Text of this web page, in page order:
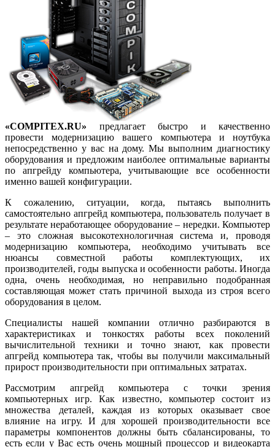
«COMPITEX.RU» предлагает быстро и качественно
провести модернизацию вашего компьютера и ноутбука
непосредственно у вас на дому. Мы выполним диагностику
оборудования и предложим наиболее оптимальные варианты
по апгрейду компьютера, учитывающие все особенности
именно вашей конфигурации.
К сожалению, ситуации, когда, пытаясь выполнить
самостоятельно апгрейд компьютера, пользователь получает в
результате неработающее оборудование – нередки. Компьютер
– это сложная высокотехнологичная система и, проводя
модернизацию компьютера, необходимо учитывать все
нюансы совместной работы комплектующих, их
производителей, годы выпуска и особенности работы. Иногда
одна, очень необходимая, но неправильно подобранная
составляющая может стать причиной выхода из строя всего
оборудования в целом.
Специалисты нашей компании отлично разбираются в
характеристиках и тонкостях работы всех поколений
вычислительной техники и точно знают, как провести
апгрейд компьютера так, чтобы вы получили максимальный
прирост производительности при оптимальных затратах.
Рассмотрим апгрейд компьютера с точки зрения
компьютерных игр. Как известно, компьютер состоит из
множества деталей, каждая из которых оказывает свое
влияние на игру. И для хорошей производительности все
параметры компонентов должны быть сбалансированы, то
есть если у Вас есть очень мощный процессор и видеокарта